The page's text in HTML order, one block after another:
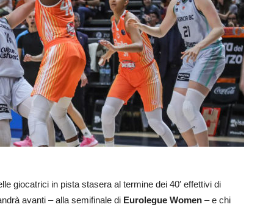
giocatrici in pista stasera al termine dei 40′ effettivi di
avanti – alla semifinale di Eurolegue Women – e chi